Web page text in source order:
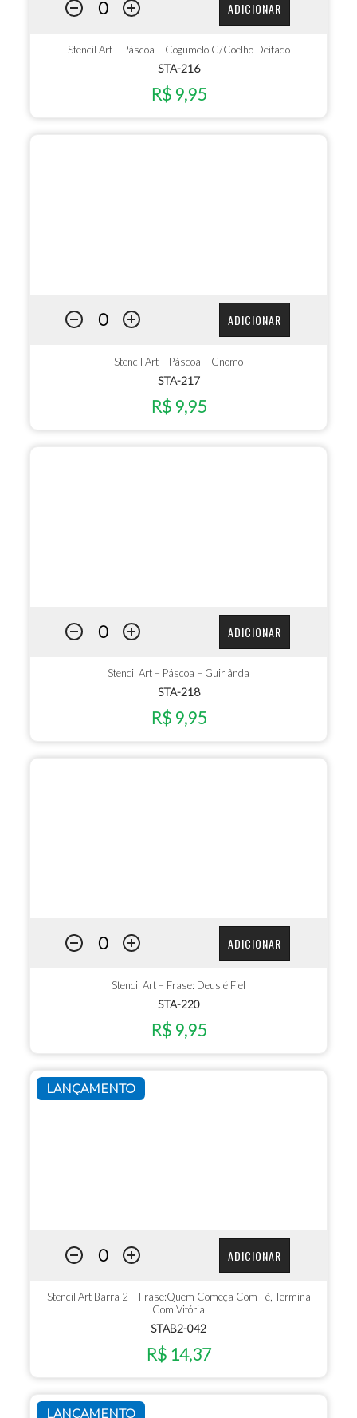
ADICIONAR
Stencil Art – Páscoa – Cogumelo C/Coelho Deitado
STA-216
R$ 9,95
ADICIONAR
Stencil Art – Páscoa – Gnomo
STA-217
R$ 9,95
ADICIONAR
Stencil Art – Páscoa – Guirlânda
STA-218
R$ 9,95
ADICIONAR
Stencil Art – Frase: Deus é Fiel
STA-220
R$ 9,95
LANÇAMENTO
ADICIONAR
Stencil Art Barra 2 – Frase:Quem Começa Com Fé, Termina
Com Vitória
STAB2-042
R$ 14,37
LANÇAMENTO